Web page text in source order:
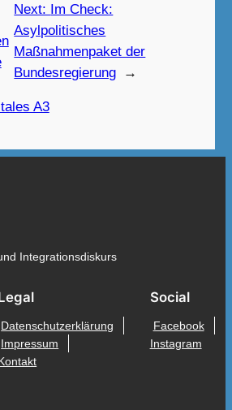
Next: Im Check:
Asylpolitisches
Maßnahmenpaket der
Bundesregierung
→
A3
Integrationsdiskurs
Datenschutzerklärung
Impressum
Social
Facebook
Instagram